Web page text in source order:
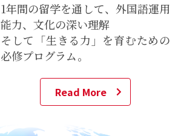
1年間の留学を通して、外国語運用
能力、文化の深い理解
そして「生きる力」を育むための
必修プログラム。
Read More